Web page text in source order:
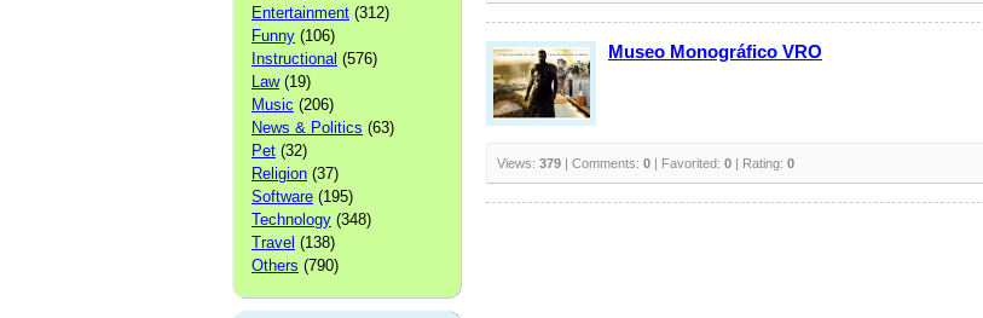
Entertainment (312)
Funny (106)
Instructional (576)
Law(19)
Music (206)
News & Politics (63)
Pet (32)
Religion (37)
Software (195)
Technology (348)
Travel (138)
Others (790)
Museo Monográfico VRO
Views: 379 | Comments: 0 | Favorited: 0 | Rating: 0